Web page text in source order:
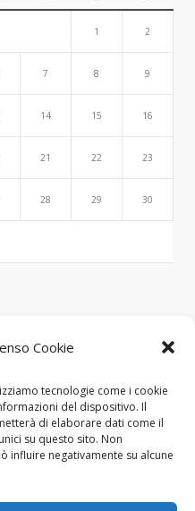
Cookie
tecnologie come i cookie
del dispositivo. Il
di elaborare dati come il
su questo sito. Non
influire negativamente su alcune
1 2
7 8 9
14 15 16
21 22 23
28 29 30